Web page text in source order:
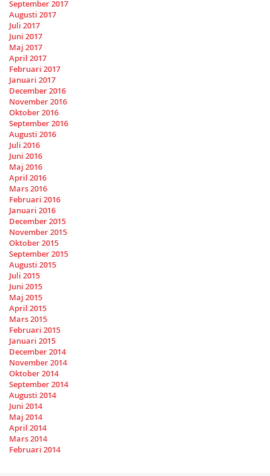
September 2017
Augusti 2017
Juli 2017
Juni 2017
Maj 2017
April 2017
Februari 2017
Januari 2017
December 2016
November 2016
Oktober 2016
September 2016
Augusti 2016
Juli 2016
Juni 2016
Maj 2016
April 2016
Mars 2016
Februari 2016
Januari 2016
December 2015
November 2015
Oktober 2015
September 2015
Augusti 2015
Juli 2015
Juni 2015
Maj 2015
April 2015
Mars 2015
Februari 2015
Januari 2015
December 2014
November 2014
Oktober 2014
September 2014
Augusti 2014
Juni 2014
Maj 2014
April 2014
Mars 2014
Februari 2014